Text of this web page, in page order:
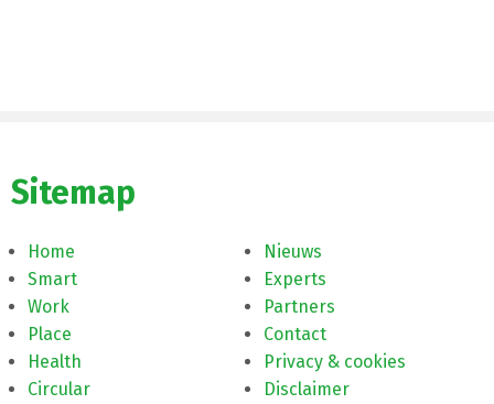
Sitemap
Home
Smart
Work
Place
Health
Circular
Nieuws
Experts
Partners
Contact
Privacy & cookies
Disclaimer